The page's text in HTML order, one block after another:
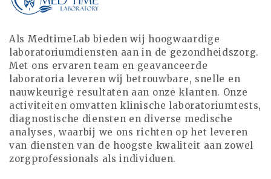
Als MedtimeLab bieden wij hoogwaardige
laboratoriumdiensten aan in de gezondheidszorg.
Met ons ervaren team en geavanceerde
laboratoria leveren wij betrouwbare, snelle en
nauwkeurige resultaten aan onze klanten. Onze
activiteiten omvatten klinische laboratoriumtests,
diagnostische diensten en diverse medische
analyses, waarbij we ons richten op het leveren
van diensten van de hoogste kwaliteit aan zowel
zorgprofessionals als individuen.